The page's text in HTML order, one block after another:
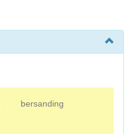
bersanding